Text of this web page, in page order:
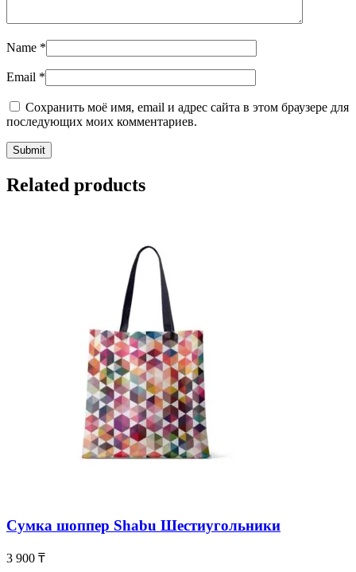
Name *
Email *
Сохранить моё имя, email и адрес сайта в этом браузере для
последующих моих комментариев.
Related products
Сумка шоппер Shabu Шестиугольники
3 900 ₸